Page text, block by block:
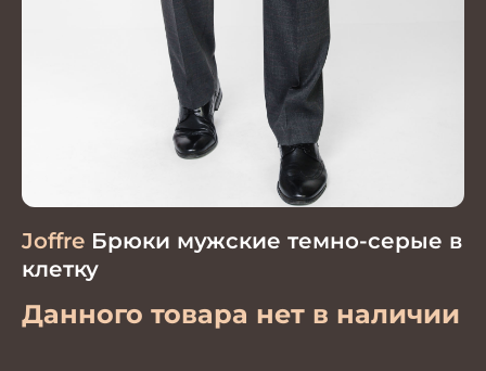
Joffre Брюки мужские темно-серые в
клетку
Данного товара нет в наличии